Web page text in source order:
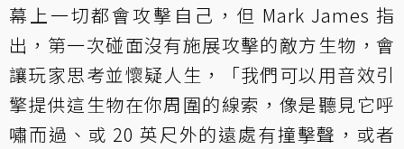
幕上一切都會攻擊自己，但 Mark James 指
出，第一次碰面沒有施展攻擊的敵方生物，會
讓玩家思考並懷疑人生，「我們可以用音效引
擎提供這生物在你周圍的線索，像是聽見它呼
嘯而過、或 20 英尺外的遠處有撞擊聲，或者